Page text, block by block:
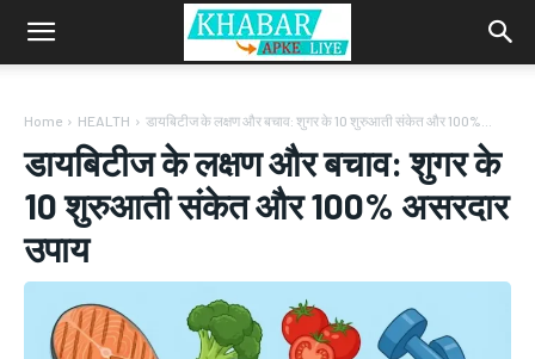
Home HEALTH डायबिटीज के लक्षण और बचाव: शुगर के 10 शुरुआती संकेत और 100%...
डायबिटीज के लक्षण और बचाव: शुगर के
10 शुरुआती संकेत और 100% असरदार
उपाय